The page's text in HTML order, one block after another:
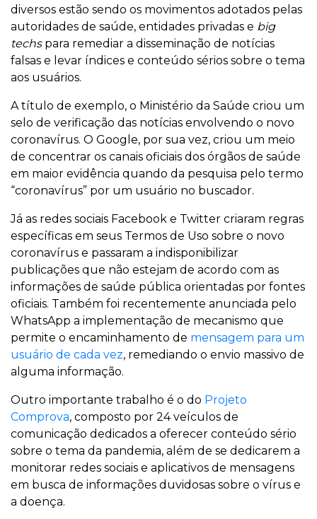
diversos estão sendo os movimentos adotados pelas
autoridades de saúde, entidades privadas e big
techspara remediar a disseminação de notícias
falsas e levar índices e conteúdo sérios sobre o tema
aos usuários.
A título de exemplo, o Ministério da Saúde criou um
selo de verificação das notícias envolvendo o novo
coronavírus. O Google, por sua vez, criou um meio
de concentrar os canais oficiais dos órgãos de saúde
em maior evidência quando da pesquisa pelo termo
“coronavírus” por um usuário no buscador.
Já as redes sociais Facebook e Twitter criaram regras
específicas em seus Termos de Uso sobre o novo
coronavírus e passaram a indisponibilizar
publicações que não estejam de acordo com as
informações de saúde pública orientadas por fontes
oficiais. Também foi recentemente anunciada pelo
WhatsApp a implementação de mecanismo que
permite o encaminhamento de mensagem para um
usuário de cada vez, remediando o envio massivo de
alguma informação.
Outro importante trabalho é o do Projeto
Comprova, composto por 24 veículos de
comunicação dedicados a oferecer conteúdo sério
sobre o tema da pandemia, além de se dedicarem a
monitorar redes sociais e aplicativos de mensagens
em busca de informações duvidosas sobre o vírus e
a doença.